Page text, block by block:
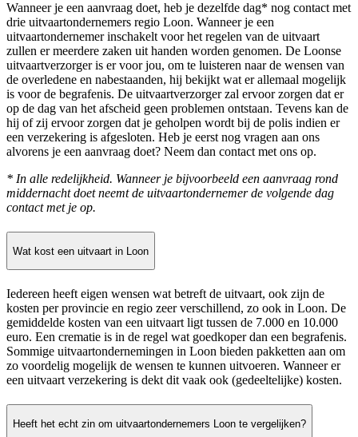
Wanneer je een aanvraag doet, heb je dezelfde dag* nog contact met
drie uitvaartondernemers regio Loon. Wanneer je een
uitvaartondernemer inschakelt voor het regelen van de uitvaart
zullen er meerdere zaken uit handen worden genomen. De Loonse
uitvaartverzorger is er voor jou, om te luisteren naar de wensen van
de overledene en nabestaanden, hij bekijkt wat er allemaal mogelijk
is voor de begrafenis. De uitvaartverzorger zal ervoor zorgen dat er
op de dag van het afscheid geen problemen ontstaan. Tevens kan de
hij of zij ervoor zorgen dat je geholpen wordt bij de polis indien er
een verzekering is afgesloten. Heb je eerst nog vragen aan ons
alvorens je een aanvraag doet? Neem dan contact met ons op.
* In alle redelijkheid. Wanneer je bijvoorbeeld een aanvraag rond
middernacht doet neemt de uitvaartondernemer de volgende dag
contact met je op.
Wat kost een uitvaart in Loon
Iedereen heeft eigen wensen wat betreft de uitvaart, ook zijn de
kosten per provincie en regio zeer verschillend, zo ook in Loon. De
gemiddelde kosten van een uitvaart ligt tussen de 7.000 en 10.000
euro. Een crematie is in de regel wat goedkoper dan een begrafenis.
Sommige uitvaartondernemingen in Loon bieden pakketten aan om
zo voordelig mogelijk de wensen te kunnen uitvoeren. Wanneer er
een uitvaart verzekering is dekt dit vaak ook (gedeeltelijke) kosten.
Heeft het echt zin om uitvaartondernemers Loon te vergelijken?